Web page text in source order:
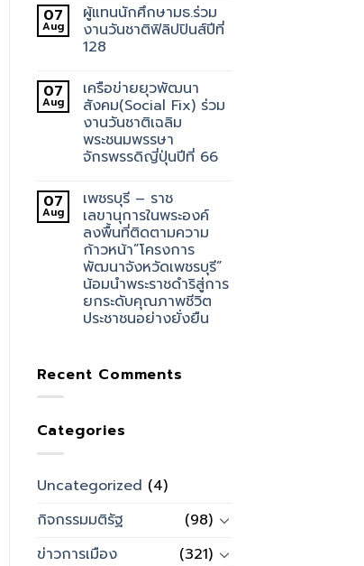
07
Aug
ผู้แทนนักศึกษามธ.ร่วม
งานวันชาติฟิลิปปินส์ปีที่
128
07
Aug
เครือข่ายยุวพัฒนา
สังคม(Social Fix) ร่วม
งานวันชาติเฉลิม
พระชนมพรรษา
จักรพรรดิญี่ปุ่นปีที่ 66
07
Aug
เพชรบุรี – ราช
เลขานุการในพระองค์
ลงพื้นที่ติดตามความ
ก้าวหน้า”โครงการ
พัฒนาจังหวัดเพชรบุรี”
น้อมนำพระราชดำริสู่การ
ยกระดับคุณภาพชีวิต
ประชาชนอย่างยั่งยืน
Recent Comments
Categories
Uncategorized (4)
กิจกรรมมติรัฐ
(98)
ข่าวการเมือง
(321)